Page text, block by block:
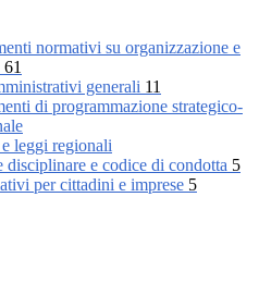
normativi su organizzazione e
61
generali 11
di programmazione strategico-
leggi regionali
disciplinare e codice di condotta 5
per cittadini e imprese 5